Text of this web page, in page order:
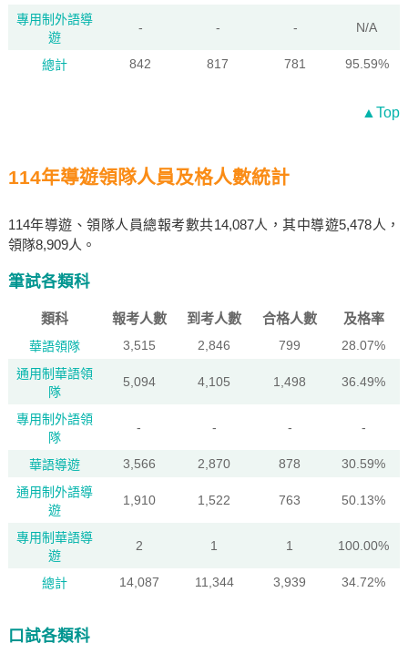
專用制外語導
遊
- - - N/A
總計 842 817 781 95.59%
▲Top
114年導遊領隊人員及格人數統計
114年導遊、領隊人員總報考數共14,087人，其中導遊5,478人，
領隊8,909人。
筆試各類科
類科 報考人數 到考人數 合格人數 及格率
華語領隊 3,515 2,846 799
28.07%
通用制華語領
隊
5,094 4,105 1,498 36.49%
專用制外語領
隊
- - - -
華語導遊 3,566 2,870 878
30.59%
通用制外語導
遊
1,910 1,522 763 50.13%
專用制華語導
遊
2 1 1 100.00%
總計 14,087 11,344 3,939 34.72%
口試各類科